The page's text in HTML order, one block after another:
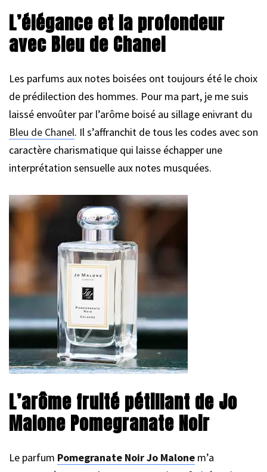
L’élégance et la profondeur
avec Bleu de Chanel
Les parfums aux notes boisées ont toujours été le choix
de prédilection des hommes. Pour ma part, je me suis
laissé envoûter par l’arôme boisé au sillage enivrant du
Bleu de Chanel. Il s’affranchit de tous les codes avec son
caractère charismatique qui laisse échapper une
interprétation sensuelle aux notes musquées.
L’arôme fruité pétillant de Jo
Malone Pomegranate Noir
Le parfum Pomegranate Noir Jo Malone m’a